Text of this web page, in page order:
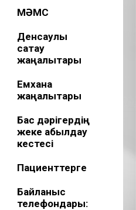
МӘМС
Денсаулық
сақтау
жаңалықтары
Емхана
жаңалықтары
Бас дәрігердің
жеке қабылдау
кестесі
Пациенттерге
Байланыс
телефондары: